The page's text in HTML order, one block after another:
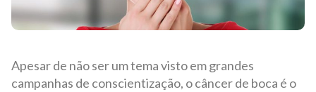
Apesar de não ser um tema visto em grandes
campanhas de conscientização, o câncer de boca é o